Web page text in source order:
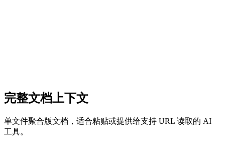
完整文档上下文
单文件聚合版文档，适合粘贴或提供给支持 URL 读取的 AI
工具。